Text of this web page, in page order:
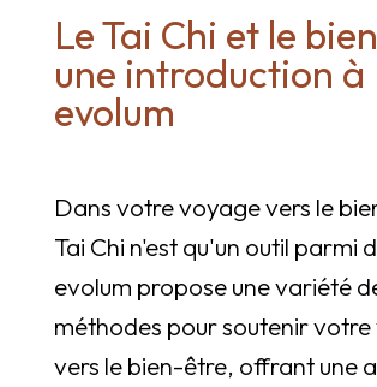
Le Tai Chi et le
une introduction à
evolum
Dans votre voyage vers le
Tai Chi n'est qu'un outil parmi
evolum propose une variété
méthodes pour soutenir
vers le bien-être, offrant une